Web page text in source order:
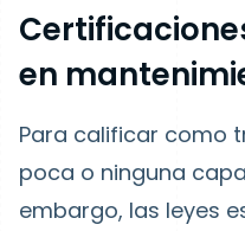
en
Para calificar como
poca o ninguna
embargo, las leyes